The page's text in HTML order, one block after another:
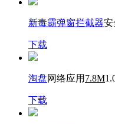
新毒霸弹窗拦截器安
下载
淘盘网络应用 7.8M
下载